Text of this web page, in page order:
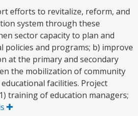
efforts to revitalize, reform, and
system through these
sector capacity to plan and
policies and programs; b) improve
at the primary and secondary
the mobilization of community
facilities. Project
training of education managers;